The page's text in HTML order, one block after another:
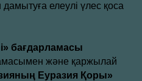
елеулі үлес қоса
бағдарламасы
және қаржылай
Еуразия Қоры»